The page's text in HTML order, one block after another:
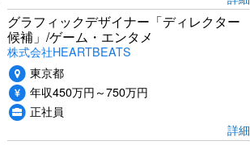
グラフィックデザイナー「ディレクター
候補」/ゲーム・エンタメ
株式会社HEARTBEATS
東京都
年収450万円～750万円
正社員
詳細